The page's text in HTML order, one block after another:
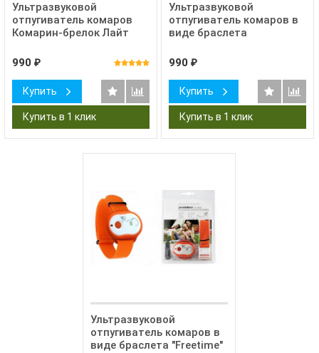
Ультразвуковой
отпугиватель комаров
Комарин-брелок Лайт
990 ₽
Купить
Ультразвуковой
отпугиватель комаров в
виде браслета
990 ₽
Купить
Ультразвуковой
отпугиватель комаров в
виде браслета "Freetime"